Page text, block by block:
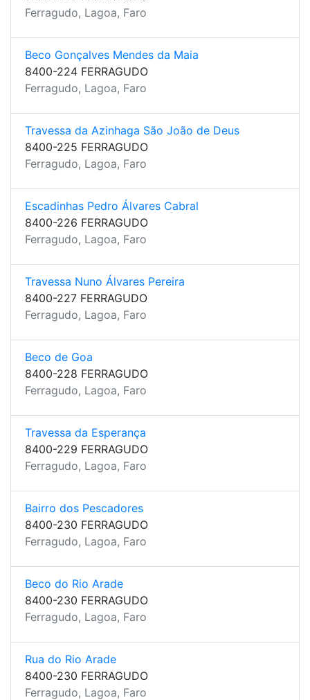
Ferragudo, Lagoa, Faro
Beco Gonçalves Mendes da Maia
8400-224 FERRAGUDO
Ferragudo, Lagoa, Faro
Travessa da Azinhaga São João de Deus
8400-225 FERRAGUDO
Ferragudo, Lagoa, Faro
Escadinhas Pedro Álvares Cabral
8400-226 FERRAGUDO
Ferragudo, Lagoa, Faro
Travessa Nuno Álvares Pereira
8400-227 FERRAGUDO
Ferragudo, Lagoa, Faro
Beco de Goa
8400-228 FERRAGUDO
Ferragudo, Lagoa, Faro
Travessa da Esperança
8400-229 FERRAGUDO
Ferragudo, Lagoa, Faro
Bairro dos Pescadores
8400-230 FERRAGUDO
Ferragudo, Lagoa, Faro
Beco do Rio Arade
8400-230 FERRAGUDO
Ferragudo, Lagoa, Faro
Rua do Rio Arade
8400-230 FERRAGUDO
Ferragudo, Lagoa, Faro